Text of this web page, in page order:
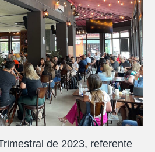
de 2023, referente